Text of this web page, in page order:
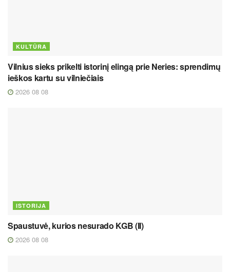
KULTŪRA
Vilnius sieks prikelti istorinį elingą prie Neries: sprendimų
ieškos kartu su vilniečiais
2026 08 08
ISTORIJA
Spaustuvė, kurios nesurado KGB (II)
2026 08 08